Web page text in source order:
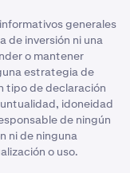
generales
de inversión ni una
o mantener
estrategia de
tipo de declaración
idoneidad
de ningún
ni de ninguna
o uso.